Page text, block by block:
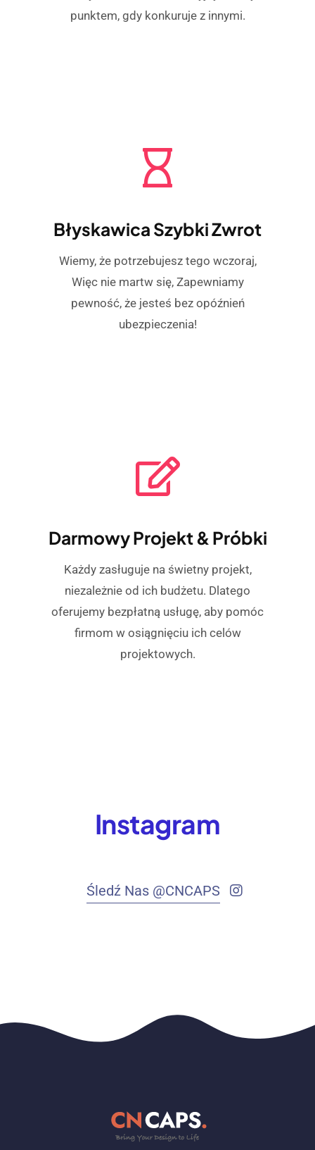
punktem, gdy konkuruje z innymi.
Błyskawica Szybki Zwrot
Wiemy, że potrzebujesz tego wczoraj,
Więc nie martw się, Zapewniamy
pewność, że jesteś bez opóźnień
ubezpieczenia!
Darmowy Projekt & Próbki
Każdy zasługuje na świetny projekt,
niezależnie od ich budżetu. Dlatego
oferujemy bezpłatną usługę, aby pomóc
firmom w osiągnięciu ich celów
projektowych.
Instagram
Śledź Nas @CNCAPS